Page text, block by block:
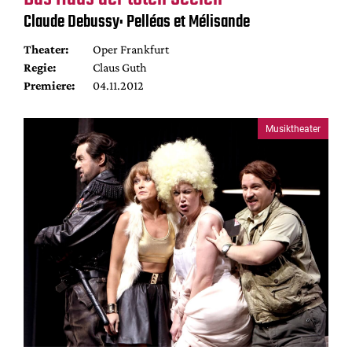
Mediadaten
Suche
Claude Debussy: Pelléas et Mélisande
Theater:
Oper Frankfurt
Regie:
Claus Guth
Premiere:
04.11.2012
Musiktheater